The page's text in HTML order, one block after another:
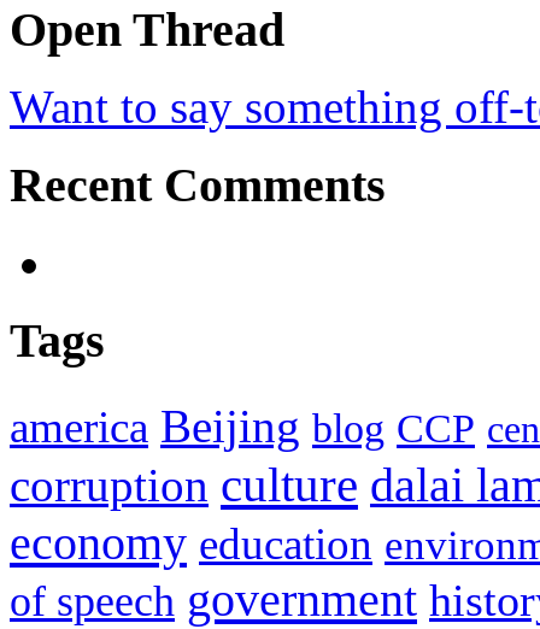
Open Thread
Want to say something
Recent Comments
Tags
america Beijing blog CCP
corruption culture dalai
economy education
of speech government